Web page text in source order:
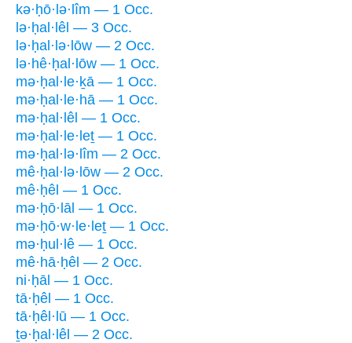
kə·ḥō·lə·lîm — 1 Occ.
lə·ḥal·lêl — 3 Occ.
lə·ḥal·lə·lōw — 2 Occ.
lə·hê·ḥal·lōw — 1 Occ.
mə·ḥal·le·ḵā — 1 Occ.
mə·ḥal·le·hā — 1 Occ.
mə·ḥal·lêl — 1 Occ.
mə·ḥal·le·leṯ — 1 Occ.
mə·ḥal·lə·lîm — 2 Occ.
mê·ḥal·lə·lōw — 2 Occ.
mê·ḥêl — 1 Occ.
mə·ḥō·lāl — 1 Occ.
mə·ḥō·w·le·leṯ — 1 Occ.
mə·ḥul·lê — 1 Occ.
mê·hā·ḥêl — 2 Occ.
ni·ḥāl — 1 Occ.
tā·ḥêl — 1 Occ.
tā·ḥêl·lū — 1 Occ.
ṯə·ḥal·lêl — 2 Occ.